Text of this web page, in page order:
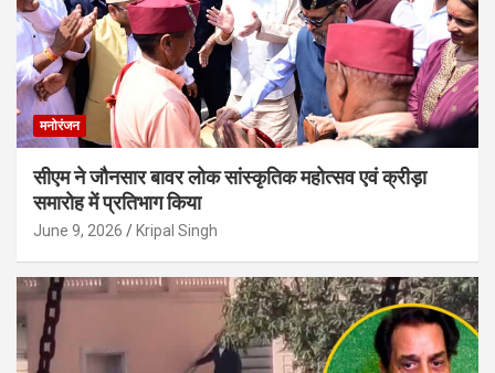
मनोरंजन
सीएम ने जौनसार बावर लोक सांस्कृतिक महोत्सव एवं क्रीड़ा
समारोह में प्रतिभाग किया
June 9, 2026 Kripal Singh